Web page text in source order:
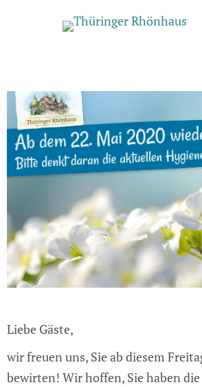
Liebe Gäste,
wir freuen uns, Sie ab diesem
bewirten! Wir hoffen, Sie haben